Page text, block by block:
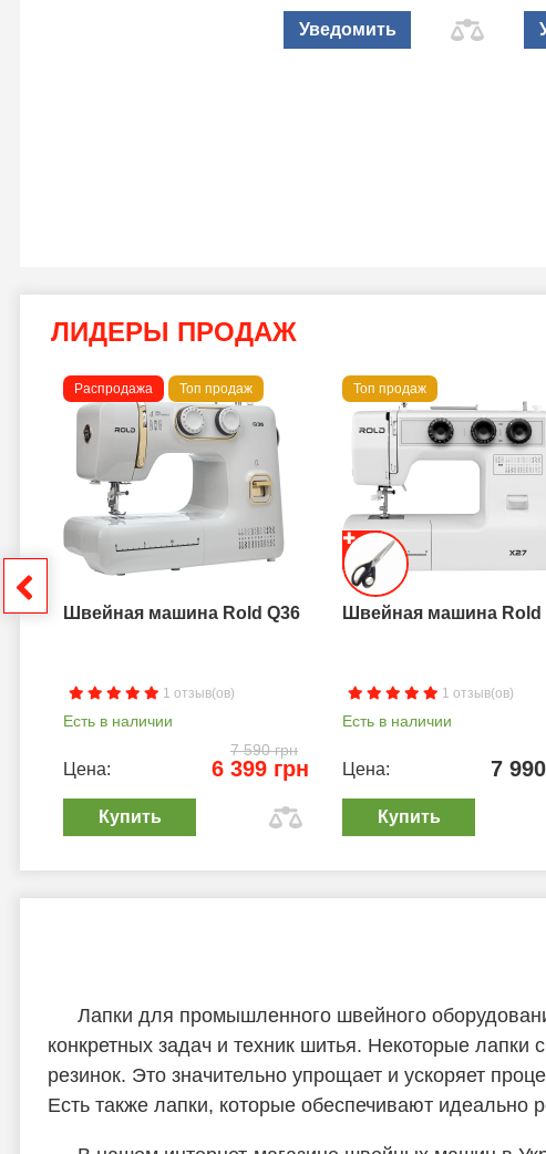
Уведомить
ЛИДЕРЫ ПРОДАЖ
Распродажа Топ продаж
Швейная машина Rold Q36
1 отзыв(ов)
Есть в наличии
7 590 грн
Цена: 6 399 грн
Купить
Топ продаж
Швейная машина Rold
1 отзыв(ов)
Есть в наличии
Цена: 7
Купить
Лапки для промышленного швейного
конкретных задач и техник шитья. Некоторые
резинок. Это значительно упрощает и ускоряет
Есть также лапки, которые обеспечивают идеально